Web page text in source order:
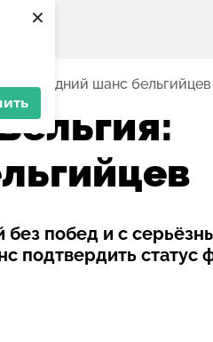
×
последний шанс бельгийцев
без побед и с
подтвердить статус